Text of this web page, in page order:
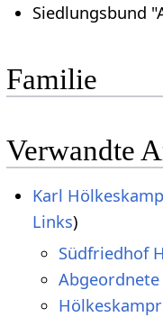
Siedlungsbund
Familie
Verwandte
Karl Hölkeskamp
Links)
Südfriedhof
Abgeordnete